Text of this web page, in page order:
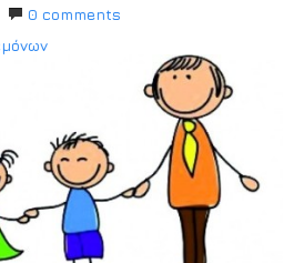
0 comments